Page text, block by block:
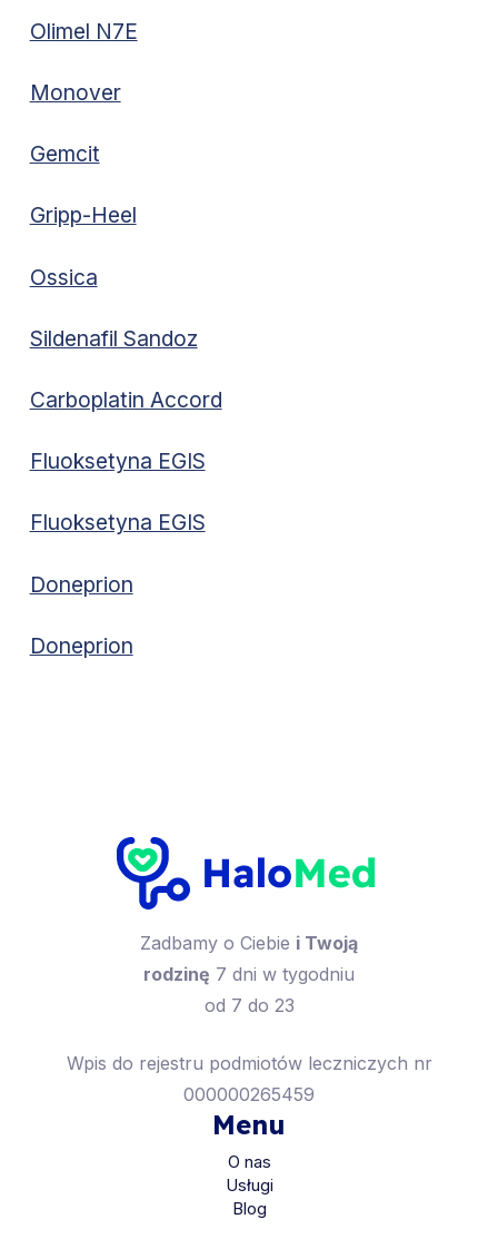
Olimel N7E
Monover
Gemcit
Gripp-Heel
Ossica
Sildenafil Sandoz
Carboplatin Accord
Fluoksetyna EGIS
Fluoksetyna EGIS
Doneprion
Doneprion
Zadbamy o Ciebie i Twoją
rodzinę 7 dni w tygodniu
od 7 do 23
Wpis do rejestru podmiotów leczniczych nr
000000265459
Menu
O nas
Usługi
Blog